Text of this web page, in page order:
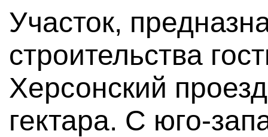
Участок,
строительства
Херсонский
гектара. С юго-